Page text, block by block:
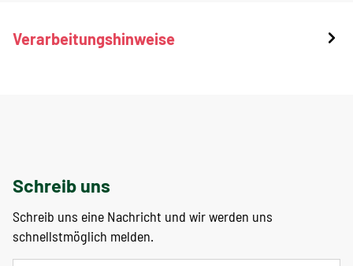
Verarbeitungshinweise
Schreib uns
Schreib uns eine Nachricht und wir werden uns
schnellstmöglich melden.